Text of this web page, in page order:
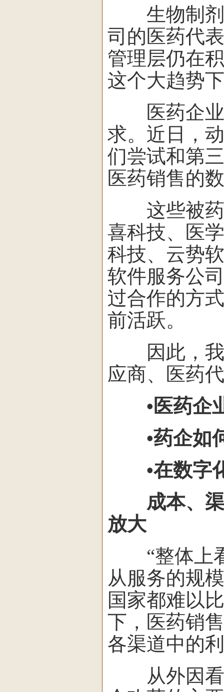
生物制剂
司的医药代
管理层仍在
这个大趋势
医药企业
求。近日，
们尝试和第
医药销售的
这些被药
喜科技、医
科技、云势
软件服务公
过合作的方
前活跃。
因此，我
应商、医药
•医药企
•药企如何
•在数字化
成本、渠
放大
“整体上看
从服务的规
国家都难以
下，医药销
各渠道中的
从外因看